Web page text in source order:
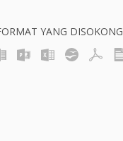
YANG DISOKONG